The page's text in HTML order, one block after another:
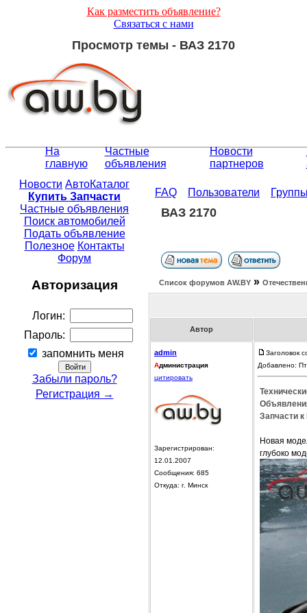
Как разместить объявление?
Связаться с нами
Просмотр темы - ВАЗ 2170
На
главную
Частные
объявления
Новости
партнеров
Новости АвтоКаталог
Купить Запчасти
Частные объявления
Поиск автомобилей
Подать объявление
Полезное Контакты
Форум
Авторизация
Логин:
Пароль:
запомнить меня
Забыли пароль?
Регистрация →
FAQ Пользователи
ВАЗ 2170
Список форумов АW.BY »
Автор
admin
Администрация
цитировать
Зарегистрирован:
12.01.2007
Сообщения: 685
Откуда: г. Минск
Заголовок
Добавлено:
Запчасти
Новая
глубоко